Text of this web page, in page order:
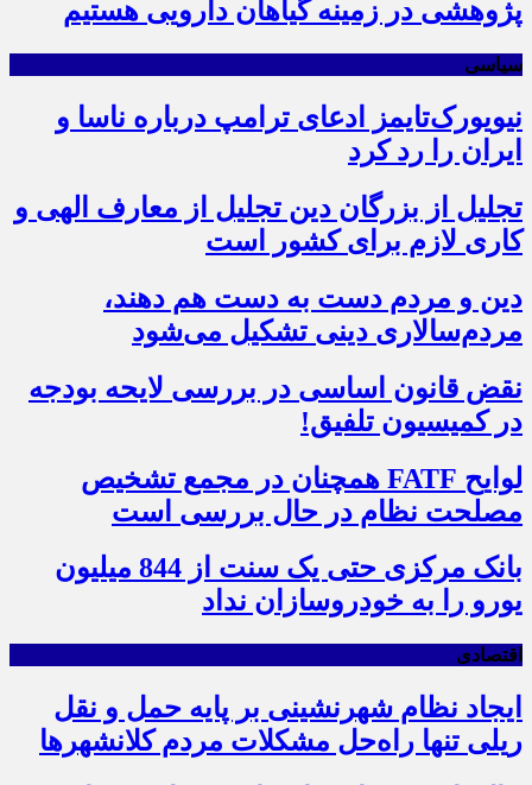
پژوهشی در زمینه گیاهان دارویی هستیم
سیاسی
نیویورک‌تایمز ادعای ترامپ درباره ناسا و
ایران را رد کرد
تجلیل از بزرگان دین تجلیل از معارف الهی و
کاری لازم برای کشور است
دین و مردم دست به‌ دست هم دهند،
مردم‌سالاری دینی تشکیل می‌شود
نقض قانون اساسی در بررسی لایحه بودجه
در کمیسیون تلفیق!
لوایح FATF همچنان در مجمع تشخیص
مصلحت نظام در حال بررسی است
بانک مرکزی حتی یک سنت از 844 میلیون
یورو را به خودروسازان نداد
اقتصادی
ایجاد نظام شهرنشینی بر پایه حمل و نقل
ریلی تنها راه‌حل مشکلات مردم کلانشهرها